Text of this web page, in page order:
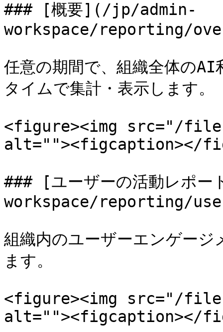
### [概要](/jp/admin-
workspace/reporting/
任意の期間で、組織全体の
タイムで集計・表示します。
<figure><img src="/files/
alt=""><figcaption></
### [ユーザーの活動レポ
workspace/reporting/
組織内のユーザーエンゲージ
ます。
<figure><img src="/
alt=""><figcaption></